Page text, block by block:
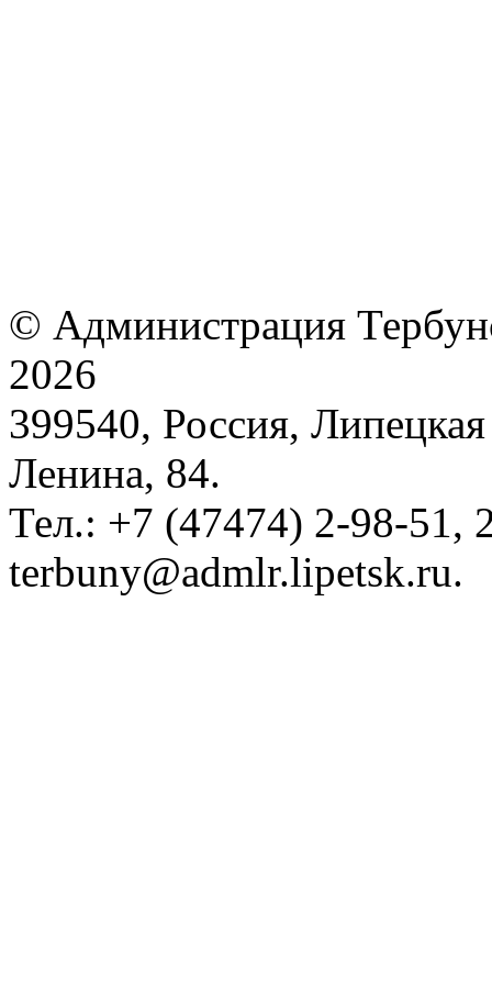
© Администрация
2026
399540, Россия,
Ленина, 84.
Тел.: +7 (47474) 2-98-51,
terbuny@admlr.lipetsk.ru.